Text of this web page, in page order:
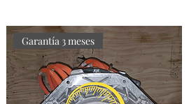
Garantía 3 meses